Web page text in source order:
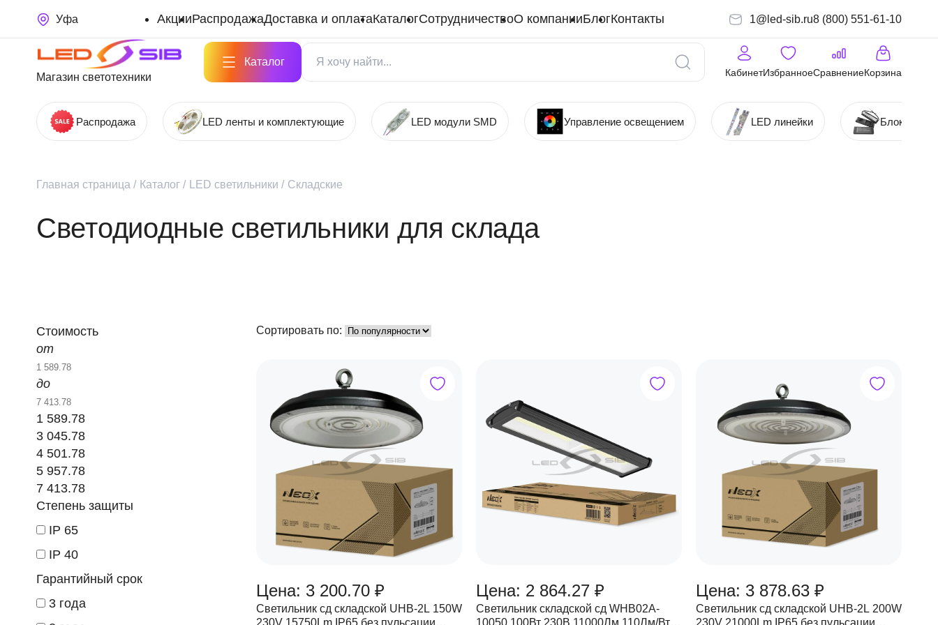
Уфа АкцииРаспродажаДоставка и оплатаКаталогСотрудничествоО компанииБлогКонтакты 1@led-sib.ru8 (800) 551-61-10
Магазин светотехники
Каталог
КабинетИзбранноеСравнениеКорзина
Распродажа LED ленты и комплектующие LED модули SMD Управление освещением LED линейки Блоки
Главная страница / Каталог / LED светильники / Складские
Светодиодные светильники для склада
Стоимость
от
до
1 589.78
3 045.78
4 501.78
5 957.78
7 413.78
Степень защиты
IP 65
IP 40
Гарантийный срок
3 года
Сортировать по:
Цена: 3 200.70 ₽
Светильник сд складской UHB-2L 150W
230V 15750Lm IP65 без пульсации
Цена: 2 864.27 ₽
Светильник складской сд WHB02A-
10050 100Вт 230В 11000Лм 110Лм/Вт
Цена: 3 878.63 ₽
Светильник сд складской UHB-2L 200W
230V 21000Lm IP65 без пульсации